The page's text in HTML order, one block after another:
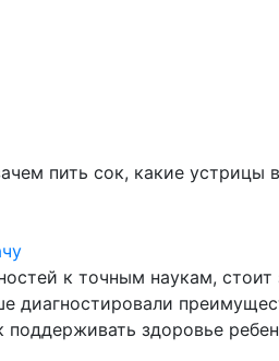
пить сок, какие устрицы
к точным наукам, стоит
диагностировали
здоровье